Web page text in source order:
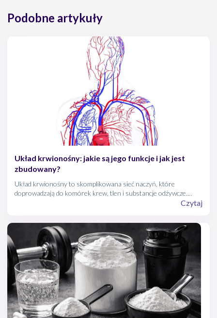
Podobne artykuły
Układ krwionośny: jakie są jego funkcje i jak jest
zbudowany?
Układ krwionośny to skomplikowana sieć naczyń, które
doprowadzają do komórek krew, tlen i substancje odżywcze.
Dzięki temu komórki mogą oddychać, a my: żyć. Sam układ składa
Czytaj